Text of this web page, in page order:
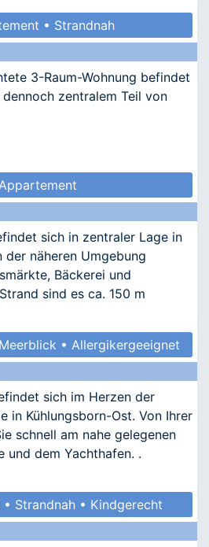
• Strandnah
3-Raum-Wohnung befindet
zentralem Teil von
sich in zentraler Lage in
der näheren Umgebung
Bäckerei und
sind es ca. 150 m
• Allergikergeeignet
sich im Herzen der
in Kühlungsborn-Ost. Von Ihrer
schnell am nahe gelegenen
und dem Yachthafen. .
Strandnah • Kindgerecht